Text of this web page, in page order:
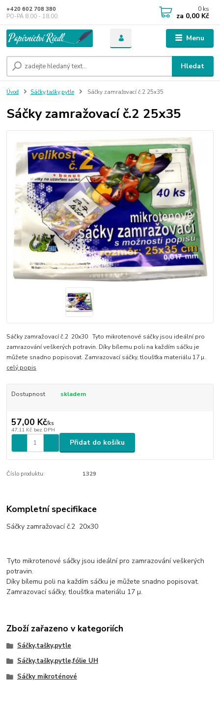
Menu
Hledat
+420 602 708 380
PO-PÁ 8,00 - 18,00
0 ks
za 0,00 Kč
Úvod Sáčky,tašky,pytle Sáčky zamražovací č.2 25x35
Sáčky zamražovací č.2 25x35
Sáčky zamražovací č.2 20x30 Tyto mikrotenové sáčky jsou ideální pro
zamrazování veškerých potravin. Díky bílemu poli na každím sáčku je
můžete snadno popisovat. Zamrazovací sáčky, tloušťka materiálu 17 µ.
celý popis
Dostupnost skladem
57,00 Kč/ks
47,11 Kč bez DPH
Přidat do košíku
Číslo produktu: 1329
Kompletní specifikace
Sáčky zamražovací č.2 20x30
Tyto mikrotenové sáčky jsou ideální pro zamrazování veškerých
potravin.
Díky bílemu poli na každím sáčku je můžete snadno popisovat.
Zamrazovací sáčky, tloušťka materiálu 17 µ.
Zboží zařazeno v kategoriích
Sáčky,tašky,pytle
Sáčky,tašky,pytle,fólie UH
Sáčky mikroténové